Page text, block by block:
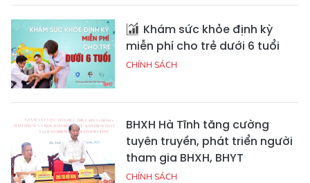
Khám sức khỏe định kỳ
miễn phí cho trẻ dưới 6 tuổi
CHÍNH SÁCH
BHXH Hà Tĩnh tăng cường
tuyên truyền, phát triển người
tham gia BHXH, BHYT
CHÍNH SÁCH